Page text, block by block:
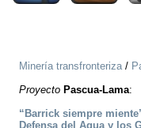
Minería transfronteriza/
Proyecto Pascua-Lama:
“Barrick siempre
Defensa del Agua y los